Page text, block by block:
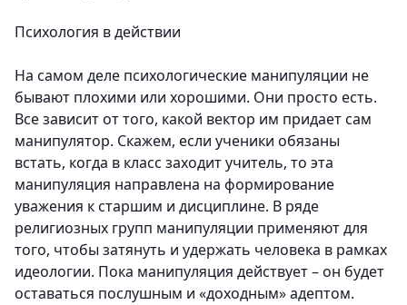
Психология в действии
На самом деле психологические манипуляции не
бывают плохими или хорошими. Они просто есть.
Все зависит от того, какой вектор им придает сам
манипулятор. Скажем, если ученики обязаны
встать, когда в класс заходит учитель, то эта
манипуляция направлена на формирование
уважения к старшим и дисциплине. В ряде
религиозных групп манипуляции применяют для
того, чтобы затянуть и удержать человека в рамках
идеологии. Пока манипуляция действует – он будет
оставаться послушным и «доходным» адептом.